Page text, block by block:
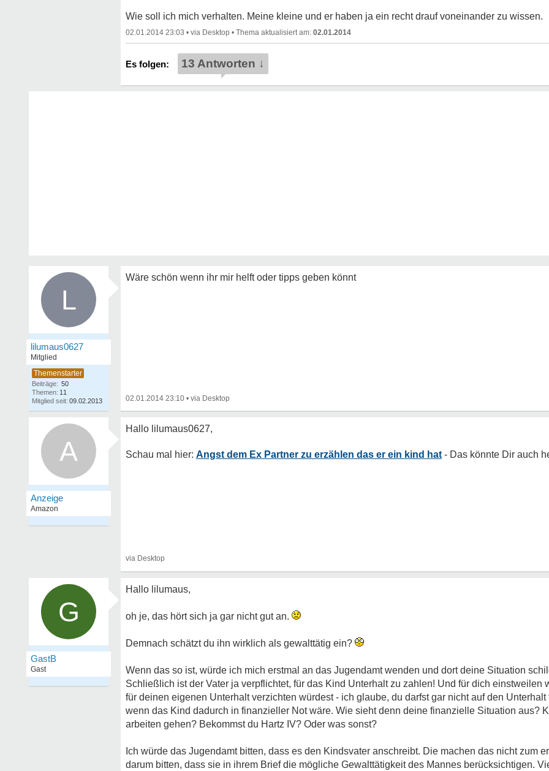
Wie soll ich mich verhalten. Meine kleine und er haben ja ein recht drauf voneinander zu wissen.
02.01.2014 23:03 • • 02.01.2014
13 Antworten ↓
L
lilumaus0627
Mitglied
Beiträge: 50
Themen: 11
Mitglied seit: 09.02.2013
Wäre schön wenn ihr mir helft oder tipps geben könnt
02.01.2014 23:10 •
A Angst dem Ex Partner zu erzählen das er ein kind hat
G
GastB
Gast
Hallo lilumaus,
oh je, das hört sich ja gar nicht gut an.
Demnach schätzt du ihn wirklich als gewalttätig ein?
Wenn das so ist, würde ich mich erstmal an das Jugendamt wenden und dort deine Situation
Schließlich ist der Vater ja verpflichtet, für das Kind Unterhalt zu zahlen! Und für dich einstweilen
für deinen eigenen Unterhalt verzichten würdest - ich glaube, du darfst gar nicht auf den
wenn das Kind dadurch in finanzieller Not wäre. Wie sieht denn deine finanzielle Situation aus?
arbeiten gehen? Bekommst du Hartz IV? Oder was sonst?
Ich würde das Jugendamt bitten, dass es den Kindsvater anschreibt. Die machen das nicht zum
darum bitten, dass sie in ihrem Brief die mögliche Gewalttätigkeit des Mannes berücksichtigen.